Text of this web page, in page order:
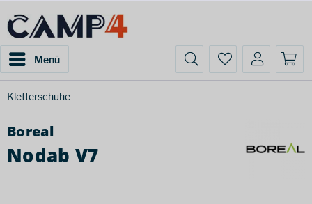
Menü
Kletterschuhe
Boreal
Nodab V7